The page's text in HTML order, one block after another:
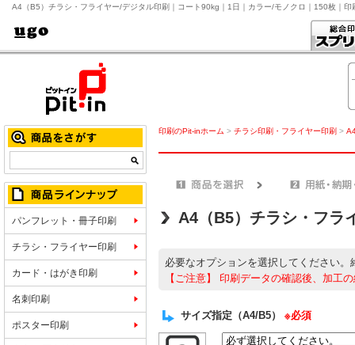
A4（B5）チラシ・フライヤー/デジタル印刷｜コート90kg｜1日｜カラー/モノクロ｜150枚｜
パンフレット・冊子印刷
チラシ・フライヤー印刷
カード・はがき印刷
名刺印刷
ポスター印刷
印刷のPit-inホーム > チラシ印刷・フライヤー印刷 >
A4（B5）チラシ・フラ
必要なオプションを選択してください。
【ご注意】
印刷データの確認後、加工
サイズ指定（A4/B5） ※必須